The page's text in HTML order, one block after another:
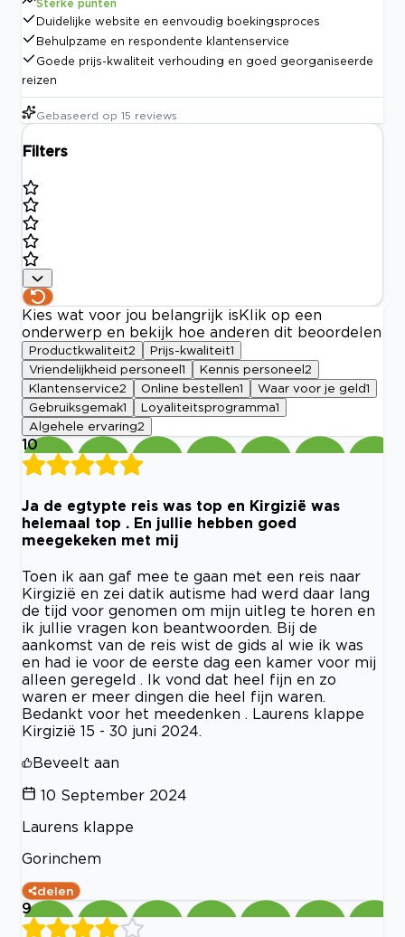
Sterke punten
Duidelijke website en eenvoudig boekingsproces
Behulpzame en respondente klantenservice
Goede prijs-kwaliteit verhouding en goed georganiseerde
reizen
Gebaseerd op 15 reviews
Filters
Kies wat voor jou belangrijk is Klik op een
onderwerp en bekijk hoe anderen dit beoordelen
Productkwaliteit2 Prijs-kwaliteit1
Vriendelijkheid personeel 1 Kennis personeel 2
Klantenservice2 Online bestellen1 Waar voor je geld1
Gebruiksgemak1 Loyaliteitsprogramma1
Algehele ervaring2
10
Ja de egtypte reis was top en Kirgizië was
helemaal top . En jullie hebben goed
meegekeken met mij
Toen ik aan gaf mee te gaan met een reis naar
Kirgizië en zei datik autisme had werd daar lang
de tijd voor genomen om mijn uitleg te horen en
ik jullie vragen kon beantwoorden. Bij de
aankomst van de reis wist de gids al wie ik was
en had ie voor de eerste dag een kamer voor mij
alleen geregeld . Ik vond dat heel fijn en zo
waren er meer dingen die heel fijn waren.
Bedankt voor het meedenken . Laurens klappe
Kirgizië 15 - 30 juni 2024.
Beveelt aan
10 September 2024
Laurens klappe
Gorinchem
delen
9